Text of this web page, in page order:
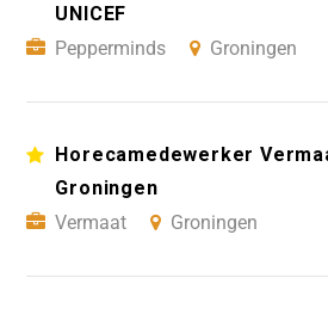
UNICEF
Pepperminds
Groningen
Horecamedewerker
Groningen
Vermaat
Groningen